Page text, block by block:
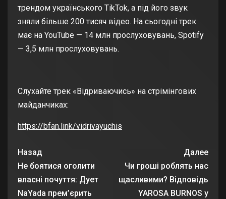
трендом українського TikTok, а під його звук
зняли більше 200 тисяч відео. На сьогодні трек
має на YouTube — 14 млн прослуховувань, Spotify
— 3,5 млн прослуховувань.
Слухайте трек «Відриваючись» на стрімінгових
майданчиках:
https://bfan.link/vidrivayuchis
Назад
Не боятися оголити
власні почуття: Дует
NaYada прем’єрить
Далее
Чи гроші роблять нас
щасливими? Відповідь
YAROSA BURNOS у